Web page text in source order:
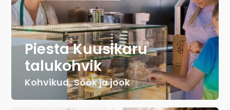
Piesta Kuusikaru
talukohvik
Kohvikud,Söök ja jook